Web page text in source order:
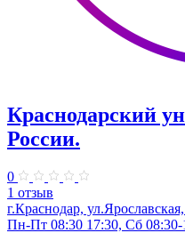
Краснодарский
России.
0
1 отзыв
г.Краснодар,
Пн-Пт 08:30 17:30, Сб 08:30-